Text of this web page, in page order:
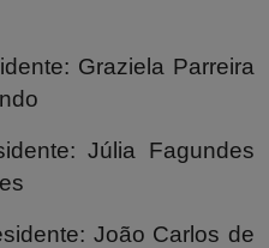
Graziela Parreira
Júlia Fagundes
João Carlos de